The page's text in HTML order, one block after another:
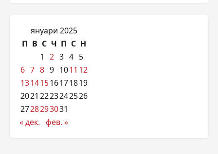
януари 2025
П В С Ч П С Н
1
2 3 4 5
6 7 8 9 1011 12
13141516171819
2021 2223242526
2728293031
« дек. фев. »